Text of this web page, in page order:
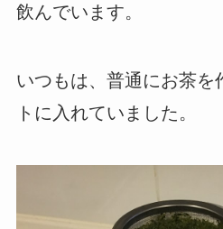
飲んでいます。
いつもは、普通にお茶を
トに入れていました。